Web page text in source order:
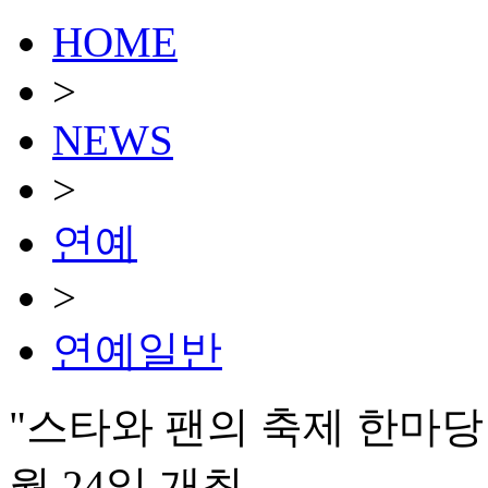
HOME
>
NEWS
>
연예
>
연예일반
"스타와 팬의 축제 한마